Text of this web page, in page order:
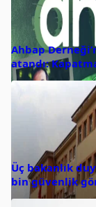
Ahbap
atandı:
Üç bakanlık
bin güvenlik